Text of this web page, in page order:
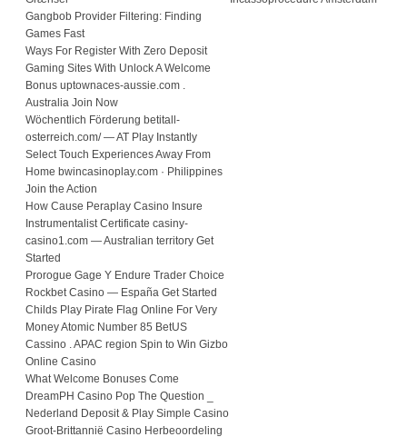
Gangbob Provider Filtering: Finding
Games Fast
Ways For Register With Zero Deposit
Gaming Sites With Unlock A Welcome
Bonus uptownaces-aussie.com .
Australia Join Now
Wöchentlich Förderung betitall-
osterreich.com/ — AT Play Instantly
Select Touch Experiences Away From
Home bwincasinoplay.com · Philippines
Join the Action
How Cause Peraplay Casino Insure
Instrumentalist Certificate casiny-
casino1.com — Australian territory Get
Started
Prorogue Gage Y Endure Trader Choice
Rockbet Casino — España Get Started
Childs Play Pirate Flag Online For Very
Money Atomic Number 85 BetUS
Cassino . APAC region Spin to Win Gizbo
Online Casino
What Welcome Bonuses Come
DreamPH Casino Pop The Question _
Nederland Deposit & Play Simple Casino
Groot-Brittannië Casino Herbeoordeling